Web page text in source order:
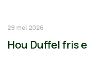
29 mei 2026
Hou Duffel fris